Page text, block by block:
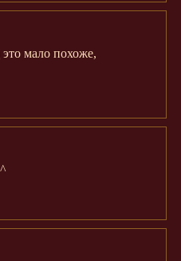
мало похоже,